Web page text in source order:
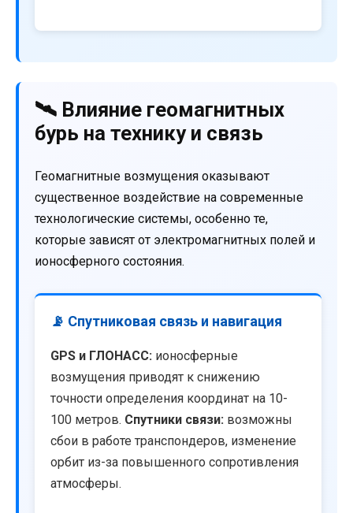
🛰️ Влияние геомагнитных
бурь на технику и связь
Геомагнитные возмущения оказывают
существенное воздействие на современные
технологические системы, особенно те,
которые зависят от электромагнитных полей и
ионосферного состояния.
📡 Спутниковая связь и навигация
GPS и ГЛОНАСС: ионосферные
возмущения приводят к снижению
точности определения координат на 10-
100 метров. Спутники связи: возможны
сбои в работе транспондеров, изменение
орбит из-за повышенного сопротивления
атмосферы.